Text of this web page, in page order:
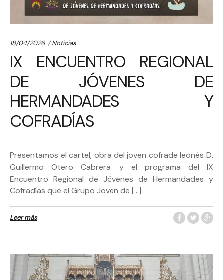
18/04/2026 Categories:
Noticias
IX ENCUENTRO REGIONAL
DE JÓVENES DE
HERMANDADES Y
COFRADÍAS
Presentamos el cartel, obra del joven cofrade leonés D.
Guillermo Otero Cabrera, y el programa del IX
Encuentro Regional de Jóvenes de Hermandades y
Cofradías que el Grupo Joven de […]
Leer más